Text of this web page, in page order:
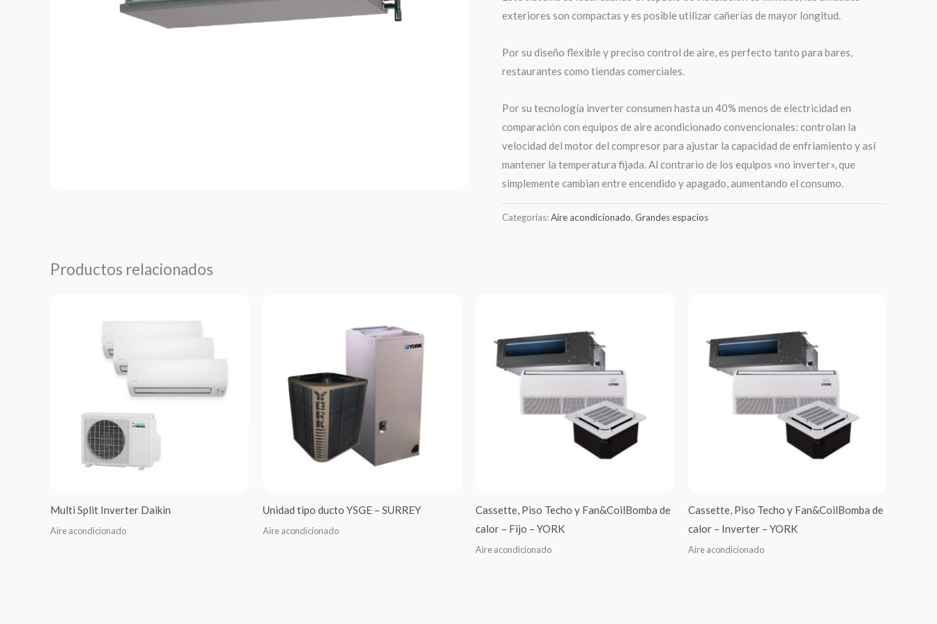
exteriores son compactas y es posible utilizar cañerías de mayor longitud.
Por su diseño flexible y preciso control de aire, es perfecto tanto para bares,
restaurantes como tiendas comerciales.
Por su tecnología inverter consumen hasta un 40% menos de electricidad en
comparación con equipos de aire acondicionado convencionales: controlan la
velocidad del motor del compresor para ajustar la capacidad de enfriamiento y así
mantener la temperatura fijada. Al contrario de los equipos «no inverter», que
simplemente cambian entre encendido y apagado, aumentando el consumo.
Categorías:Aire acondicionado, Grandes espacios
Productos relacionados
Multi Split Inverter Daikin
Aire acondicionado
Unidad tipo ducto YSGE – SURREY
Aire acondicionado
Cassette, Piso Techo y Fan&CoilBomba de
calor – Fijo – YORK
Aire acondicionado
Cassette, Piso Techo y Fan&CoilBomba de
calor – Inverter – YORK
Aire acondicionado